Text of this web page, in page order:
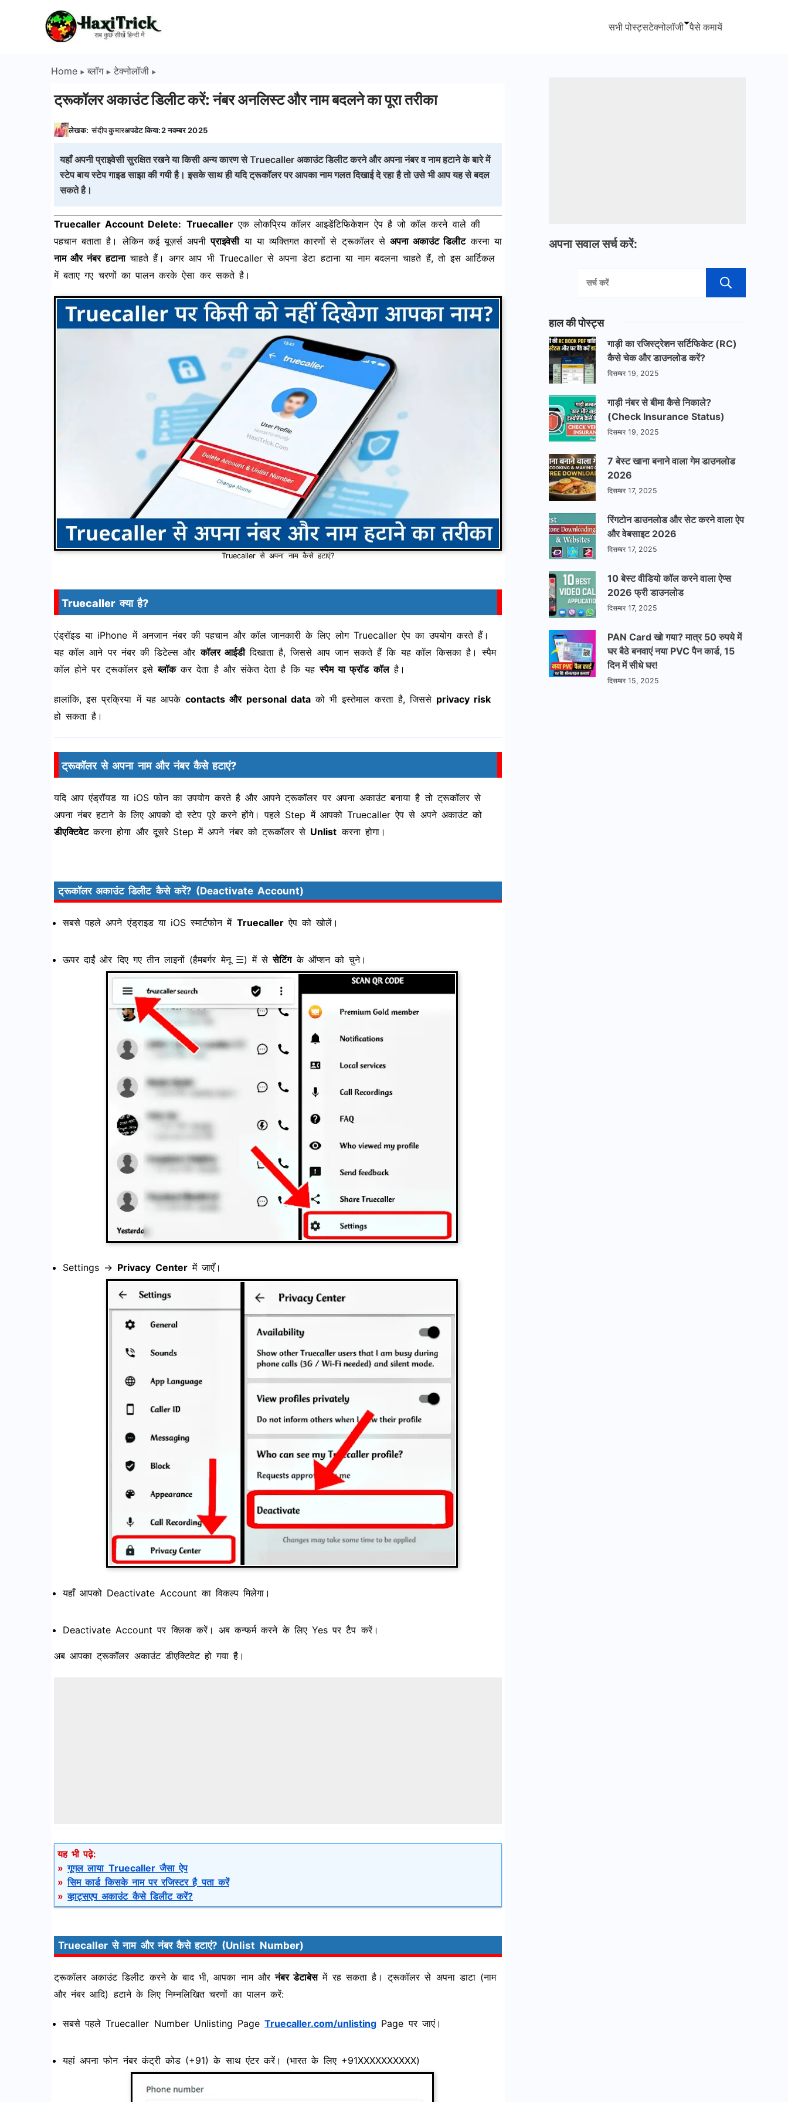
सब
कुछ
जाने
हिंदी
सभी पोस्ट्सटेक्नोलॉजी पैसे कमायें
Home ब्लॉग टेक्नोलॉजी
ट्रूकॉलर अकाउंट डिलीट करें: नंबर अनलिस्ट और नाम बदलने का पूरा तरीका
लेखक: संदीप कुमारअपडेट किया:2 नवम्बर 2025
यहाँ अपनी प्राइवेसी सुरक्षित रखने या किसी अन्य कारण से Truecaller अकाउंट डिलीट करने और अपना नंबर व नाम हटाने के बारे में
स्टेप बाय स्टेप गाइड साझा की गयी है। इसके साथ ही यदि ट्रूकॉलर पर आपका नाम गलत दिखाई दे रहा है तो उसे भी आप यह से बदल
सकते है।
Truecaller Account Delete: Truecallerएक लोकप्रिय कॉलर आइडेंटिफिकेशन ऐप है जो कॉल करने वाले की
पहचान बताता है। लेकिन कई यूज़र्स अपनीप्राइवेसीया या व्यक्तिगत कारणों से ट्रूकॉलर सेअपना अकाउंट डिलीटकरना या
नाम और नंबर हटानाचाहते हैं। अगर आप भी Truecaller से अपना डेटा हटाना या नाम बदलना चाहते हैं, तो इस आर्टिकल
में बताए गए चरणों का पालन करके ऐसा कर सकते है।
Truecaller से अपना नाम कैसे हटाएं?
Truecaller क्या है?
एंड्रॉइड या iPhone में अनजान नंबर की पहचान और कॉल जानकारी के लिए लोग Truecaller ऐप का उपयोग करते हैं।
यह कॉल आने पर नंबर की डिटेल्स औरकॉलर आईडीदिखाता है, जिससे आप जान सकते हैं कि यह कॉल किसका है। स्पैम
कॉल होने पर ट्रूकॉलर इसेब्लॉककर देता है और संकेत देता है कि यहस्पैम या फ्रॉड कॉलहै।
हालांकि, इस प्रक्रिया में यह आपकेcontacts और personal dataको भी इस्तेमाल करता है, जिससे privacy risk
हो सकता है।
ट्रूकॉलर से अपना नाम और नंबर कैसे हटाएं?
यदि आप एंड्रॉयड या iOS फोन का उपयोग करते है और आपने ट्रूकॉलर पर अपना अकाउंट बनाया है तो ट्रूकॉलर से
अपना नंबर हटाने के लिए आपको दो स्टेप पूरे करने होंगे। पहले Step में आपको Truecaller ऐप से अपने अकाउंट को
डीएक्टिवेटकरना होगा और दूसरे Step में अपने नंबर को ट्रूकॉलर से Unlist करना होगा।
ट्रूकॉलर अकाउंट डिलीट कैसे करें? (Deactivate Account)
सबसे पहले अपने एंड्राइड या iOS स्मार्टफोन में Truecallerऐप को खोलें।
ऊपर दाईं ओर दिए गए तीन लाइनों (हैमबर्गर मेनू ☰) में सेसेटिंगके ऑप्शन को चुने।
Settings → Privacy Centerमें जाएँ।
यहाँ आपको Deactivate Account का विकल्प मिलेगा।
Deactivate Account पर क्लिक करें। अब कन्फर्म करने के लिए Yes पर टैप करें।
अब आपका ट्रूकॉलर अकाउंट डीएक्टिवेट हो गया है।
यह भी पढ़े:
»गूगल लाया Truecaller जैसा ऐप
»सिम कार्ड किसके नाम पर रजिस्टर है पता करें
»व्हाट्सएप अकाउंट कैसे डिलीट करें?
Truecaller से नाम और नंबर कैसे हटाएं? (Unlist Number)
ट्रूकॉलर अकाउंट डिलीट करने के बाद भी, आपका नाम औरनंबर डेटाबेसमें रह सकता है। ट्रूकॉलर से अपना डाटा (नाम
और नंबर आदि) हटाने के लिए निम्नलिखित चरणों का पालन करें:
सबसे पहले Truecaller Number Unlisting PageTruecaller.com/unlisting Page पर जाएं।
यहां अपना फोन नंबर कंट्री कोड (+91) के साथ एंटर करें। (भारत के लिए +91XXXXXXXXXX)
अपना सवाल सर्च करें:
हाल की पोस्ट्स
गाड़ी का रजिस्ट्रेशन सर्टिफिकेट (RC)
कैसे चेक और डाउनलोड करें?
दिसम्बर 19, 2025
गाड़ी नंबर से बीमा कैसे निकाले?
(Check Insurance Status)
दिसम्बर 19, 2025
7 बेस्ट खाना बनाने वाला गेम डाउनलोड
2026
दिसम्बर 17, 2025
रिंगटोन डाउनलोड और सेट करने वाला ऐप
और वेबसाइट 2026
दिसम्बर 17, 2025
10 बेस्ट वीडियो कॉल करने वाला ऐप्स
2026 फ्री डाउनलोड
दिसम्बर 17, 2025
PAN Card खो गया? मात्र 50 रुपये में
घर बैठे बनवाएं नया PVC पैन कार्ड, 15
दिन में सीधे घर!
दिसम्बर 15, 2025